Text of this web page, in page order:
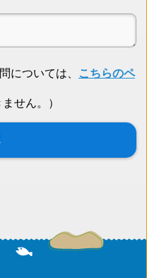
については、
こちらのペ
せん。）